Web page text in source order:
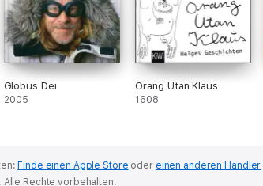
Globus Dei
2005
Orang Utan Klaus
1608
Finde einen Apple Store oder einen anderen Händler
Rechte vorbehalten.